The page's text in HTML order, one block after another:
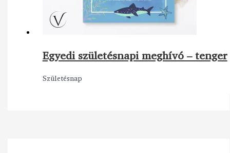
Egyedi születésnapi meghívó – tenger
Születésnap